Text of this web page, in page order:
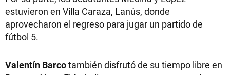
estuvieron en Villa Caraza, Lanús, donde
aprovecharon el regreso para jugar un partido de
fútbol 5.
Valentín Barcotambién disfrutó de su tiempo libre en